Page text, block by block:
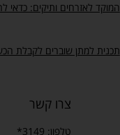
המוקד לאזרחים ותיקים: כדאי
תכנית למתן שוברים לקבלת
צרו קשר
טלפון: 3149*